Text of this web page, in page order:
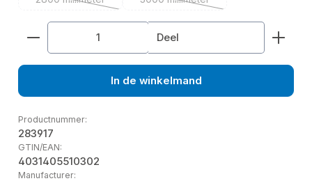
(Deze optie is momenteel niet beschikbaar.)
(Deze optie is momenteel niet
Producthoeveelheid: Voer de gewenste
Deel
In de winkelmand
Productnummer:
283917
GTIN/EAN:
4031405510302
Manufacturer: